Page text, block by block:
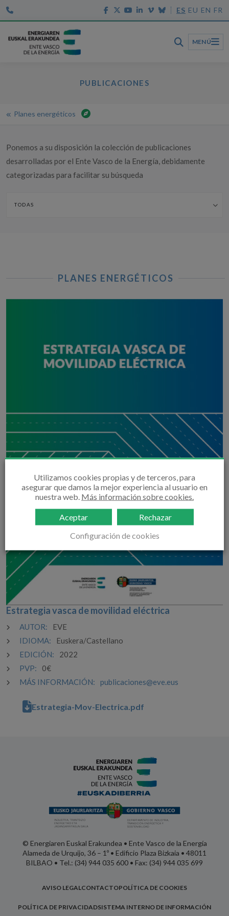
ES EU EN FR
MENÚ
PUBLICACIONES
Planes energéticos
Estrategia vasca de movilidad eléctrica
Planes energéticos
Ponemos a su disposición la colección de publicaciones
desarrolladas por el Ente Vasco de la Energía, debidamente
categorizadas para facilitar su búsqueda
PLANES ENERGÉTICOS
Estrategia vasca de movilidad eléctrica
AUTOR:
EVE
IDIOMA:
Euskera/Castellano
EDICIÓN:
2022
PVP:
0€
MÁS INFORMACIÓN:
publicaciones@eve.eus
Estrategia-Mov-Electrica.pdf
© Energiaren Euskal Erakundea • Ente Vasco de la Energía
Alameda de Urquijo, 36 – 1º • Edificio Plaza Bizkaia • 48011
BILBAO • Tel.: (34) 944 035 600 • Fax: (34) 944 035 699
AVISO LEGALCONTACTOPOLÍTICA DE COOKIES
POLÍTICA DE PRIVACIDADSISTEMA INTERNO DE INFORMACIÓN
Utilizamos cookies propias y de terceros, para
asegurar que damos la mejor experiencia al usuario en
nuestra web. Más información sobre cookies.
Aceptar
Rechazar
Configuración de cookies